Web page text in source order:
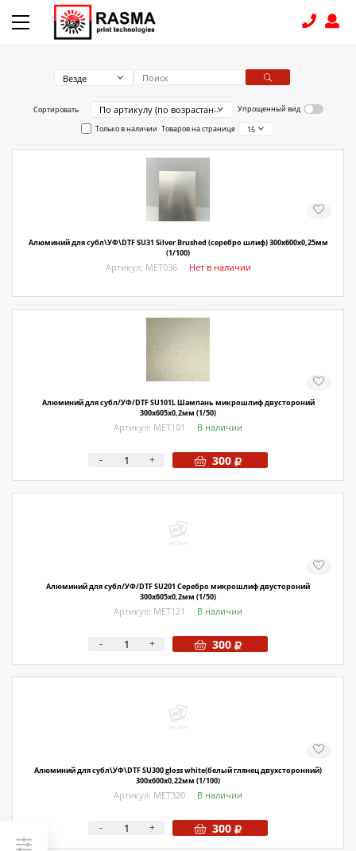
Как купить
Как купить
Контакты
Политика конфиденциальности
КОНТАКТЫ
8 (831) 414-15-19
Везде
Сортировать По артикулу (по возрастанию)
Упрощенный вид
Только в наличии Товаров на странице 15
Алюминий для субл\УФ\DTF SU31 Silver Brushed (серебро шлиф) 300х600х0,25мм
(1/100)
Артикул: МЕТ036 Нет в наличии
Алюминий для субл/УФ/DTF SU101L Шампань микрошлиф двустороний
300х605х0,2мм (1/50)
Артикул: МЕТ101 В наличии
- + 300
Алюминий для субл/УФ/DTF SU201 Серебро микрошлиф двустороний
300х605х0,2мм (1/50)
Артикул: МЕТ121 В наличии
- + 300
Алюминий для субл\УФ\DTF SU300 gloss white(белый глянец двухсторонний)
300х600х0,22мм (1/100)
Артикул: МЕТ320 В наличии
- + 300